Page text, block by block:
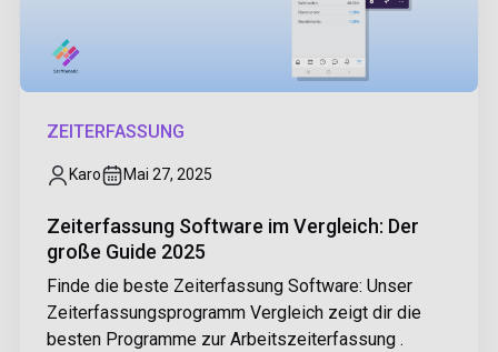
ZEITERFASSUNG
Karo Mai 27, 2025
Zeiterfassung Software im Vergleich: Der
große Guide 2025
Finde die beste Zeiterfassung Software: Unser
Zeiterfassungsprogramm Vergleich zeigt dir die
besten Programme zur Arbeitszeiterfassung .